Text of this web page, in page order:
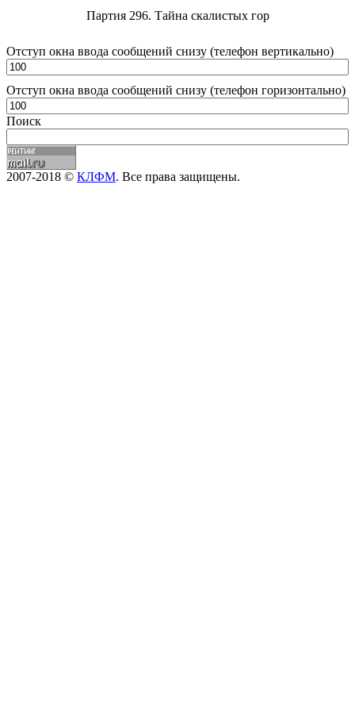
Партия 296. Тайна скалистых гор
Отступ окна ввода сообщений снизу (телефон вертикально)
Отступ окна ввода сообщений снизу (телефон горизонтально)
Поиск
2007-2018 © КЛФМ. Все права защищены.